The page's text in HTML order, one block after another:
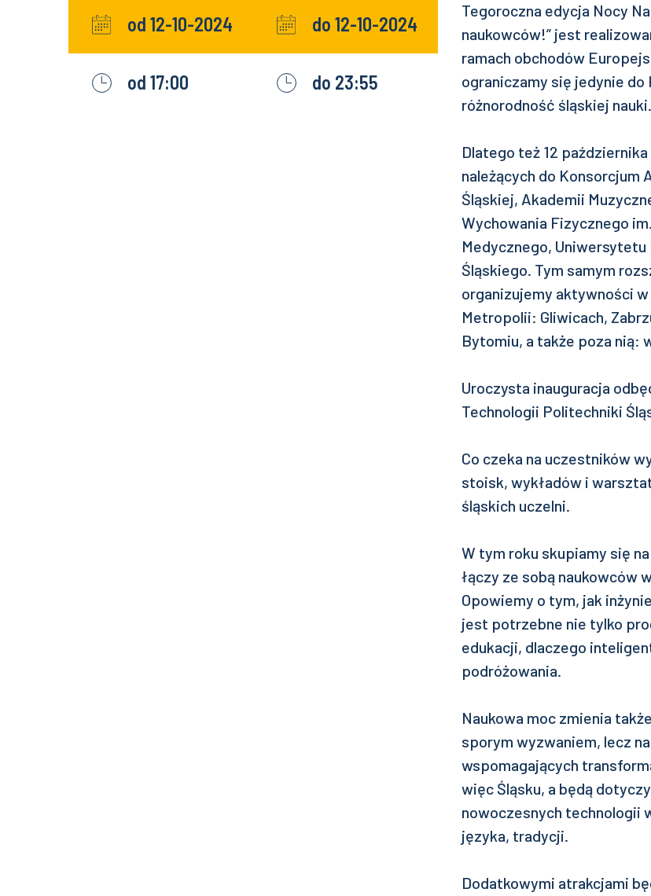
od 12-10-2024
od 17:00
do 12-10-2024
do 23:55
Tegoroczna edycja Nocy
naukowców!” jest
ramach obchodów
ograniczamy się jedynie
różnorodność śląskiej nauki.
Dlatego też 12
należących do Konsorcjum
Śląskiej, Akademii
Wychowania Fizycznego
Medycznego,
Śląskiego. Tym samym
organizujemy aktywności
Metropolii: Gliwicach,
Bytomiu, a także poza nią:
Uroczysta inauguracja
Technologii Politechniki
Co czeka na uczestników
stoisk, wykładów i
śląskich uczelni.
W tym roku skupiamy się
łączy ze sobą naukowców
Opowiemy o tym, jak
jest potrzebne nie tylko
edukacji, dlaczego
podróżowania.
Naukowa moc zmienia
sporym wyzwaniem, lecz
wspomagających
więc Śląsku, a będą
nowoczesnych technologii
języka, tradycji.
Dodatkowymi atrakcjami